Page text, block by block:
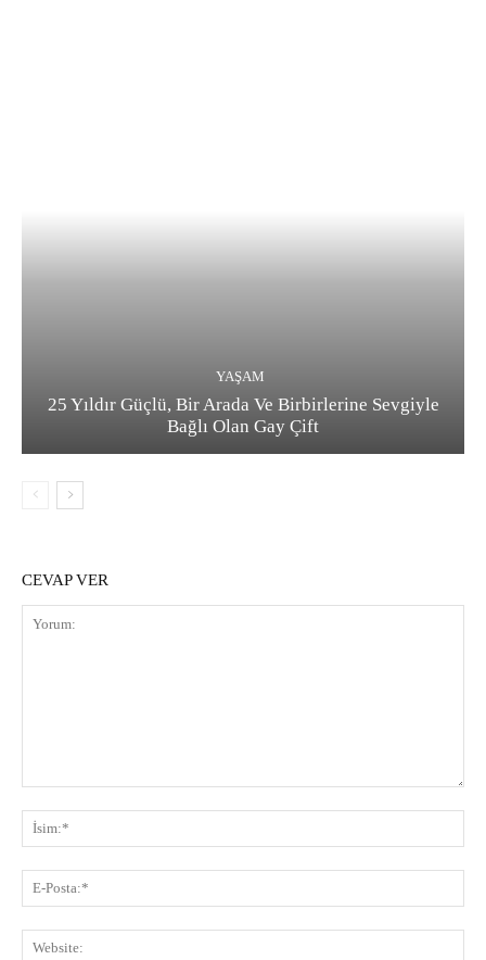
YAŞAM
25 Yıldır Güçlü, Bir Arada Ve Birbirlerine Sevgiyle
Bağlı Olan Gay Çift
CEVAP VER